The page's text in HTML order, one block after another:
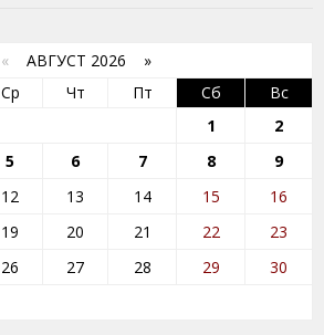
« АВГУСТ 2026 »
Ср Чт Пт Сб
Вс
1
2
5 6 7 8
9
12 13 14 15
16
19 20 21 22
23
26 27 28 29
30